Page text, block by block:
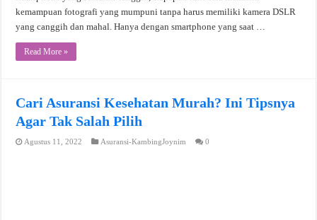
kemampuan fotografi yang mumpuni tanpa harus memiliki kamera DSLR
yang canggih dan mahal. Hanya dengan smartphone yang saat …
Read More »
Cari Asuransi Kesehatan Murah? Ini Tipsnya
Agar Tak Salah Pilih
Agustus 11, 2022 Asuransi-KambingJoynim 0